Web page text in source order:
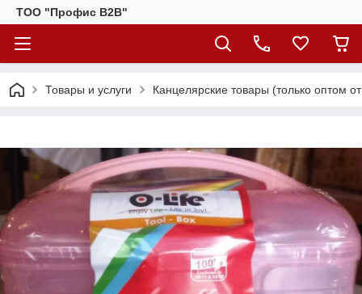
ТОО "Профис В2В"
Товары и услуги Канцелярские товары (только оптом